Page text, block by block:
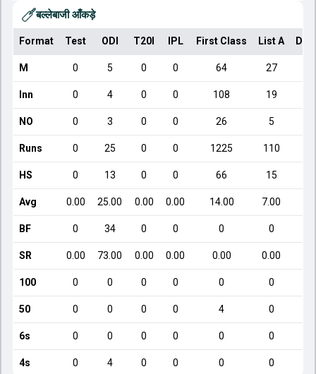
बल्लेबाजी आँकड़े
Format Test ODI T20I IPL First Class List A
M 0 5 0 0 64 27
Inn 0 4 0 0 108 19
NO 0 3 0 0 26 5
Runs 0 25 0 0 1225 110
HS 0 13 0 0 66 15
Avg 0.00 25.00 0.00 0.00 14.00 7.00
BF 0 34 0 0 0 0
SR 0.00 73.00 0.00 0.00 0.00 0.00
100 0 0 0 0 0 0
50 0 0 0 0 4 0
6s 0 0 0 0 0 0
4s 0 4 0 0 0 0